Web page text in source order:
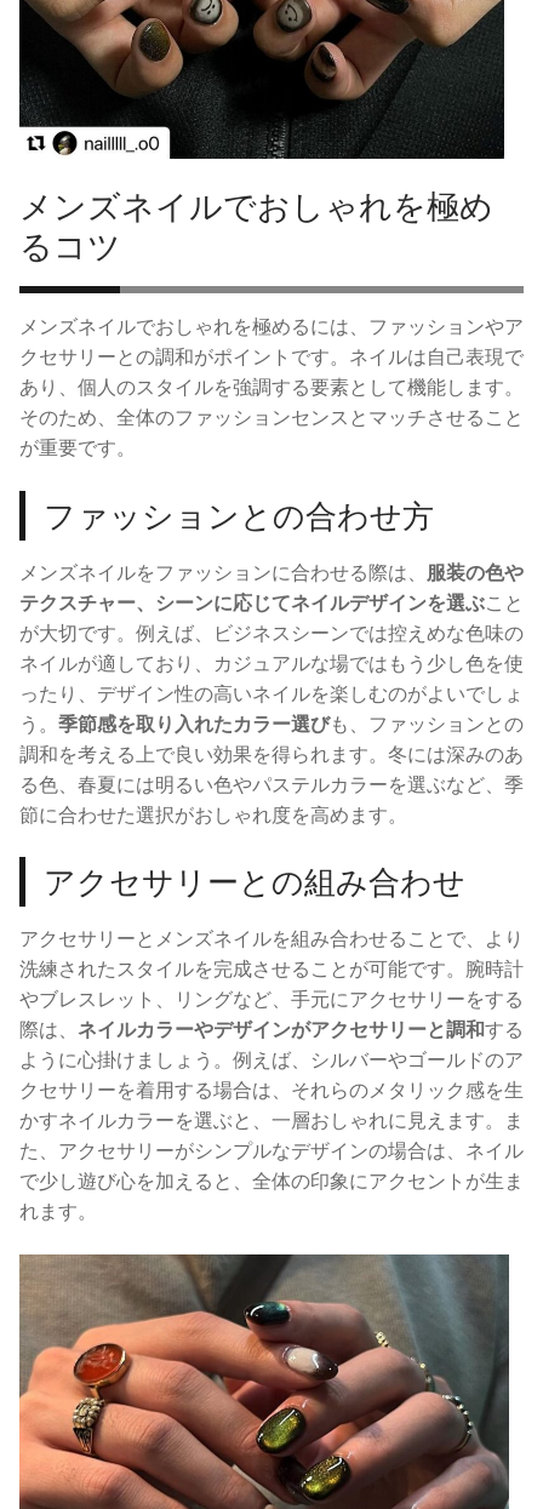
メンズネイルでおしゃれを極め
るコツ
メンズネイルでおしゃれを極めるには、ファッションやア
クセサリーとの調和がポイントです。ネイルは自己表現で
あり、個人のスタイルを強調する要素として機能します。
そのため、全体のファッションセンスとマッチさせること
が重要です。
ファッションとの合わせ方
メンズネイルをファッションに合わせる際は、 服装の色や
テクスチャー、シーンに応じてネイルデザインを選ぶこと
が大切です。例えば、ビジネスシーンでは控えめな色味の
ネイルが適しており、カジュアルな場ではもう少し色を使
ったり、デザイン性の高いネイルを楽しむのがよいでしょ
う。 季節感を取り入れたカラー選びも、ファッションとの
調和を考える上で良い効果を得られます。冬には深みのあ
る色、春夏には明るい色やパステルカラーを選ぶなど、季
節に合わせた選択がおしゃれ度を高めます。
アクセサリーとの組み合わせ
アクセサリーとメンズネイルを組み合わせることで、より
洗練されたスタイルを完成させることが可能です。腕時計
やブレスレット、リングなど、手元にアクセサリーをする
際は、 ネイルカラーやデザインがアクセサリーと調和する
ように心掛けましょう。例えば、シルバーやゴールドのア
クセサリーを着用する場合は、それらのメタリック感を生
かすネイルカラーを選ぶと、一層おしゃれに見えます。ま
た、アクセサリーがシンプルなデザインの場合は、ネイル
で少し遊び心を加えると、全体の印象にアクセントが生ま
れます。